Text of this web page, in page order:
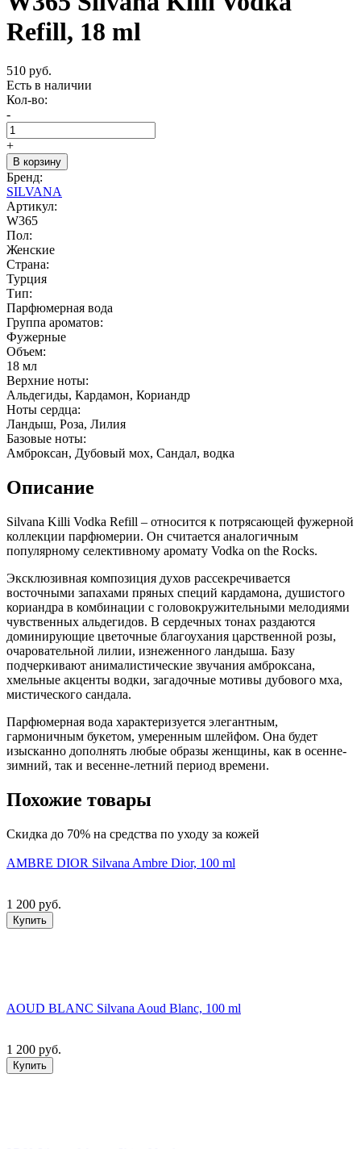
Refill, 18 ml
510 руб.
Есть в наличии
Кол-во:
-
+
В корзину
Бренд:
SILVANA
Артикул:
W365
Пол:
Женские
Страна:
Турция
Тип:
Парфюмерная вода
Группа ароматов:
Фужерные
Объем:
18 мл
Верхние ноты:
Альдегиды, Кардамон, Кориандр
Ноты сердца:
Ландыш, Роза, Лилия
Базовые ноты:
Амброксан, Дубовый мох, Сандал, водка
Описание
Silvana Killi Vodka Refill – относится к потрясающей фужерной
коллекции парфюмерии. Он считается аналогичным
популярному селективному аромату Vodka on the Rocks.
Эксклюзивная композиция духов рассекречивается
восточными запахами пряных специй кардамона, душистого
кориандра в комбинации с головокружительными мелодиями
чувственных альдегидов. В сердечных тонах раздаются
доминирующие цветочные благоухания царственной розы,
очаровательной лилии, изнеженного ландыша. Базу
подчеркивают анималистические звучания амброксана,
хмельные акценты водки, загадочные мотивы дубового мха,
мистического сандала.
Парфюмерная вода характеризуется элегантным,
гармоничным букетом, умеренным шлейфом. Она будет
изысканно дополнять любые образы женщины, как в осенне-
зимний, так и весенне-летний период времени.
Похожие товары
Скидка до 70% на средства по уходу за кожей
AMBRE DIOR Silvana Ambre Dior, 100 ml
1 200 руб.
Купить
AOUD BLANC Silvana Aoud Blanc, 100 ml
1 200 руб.
Купить